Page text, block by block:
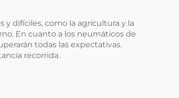
difíciles, como la agricultura y la
En cuanto a los neumáticos de
todas las expectativas.
recorrida.